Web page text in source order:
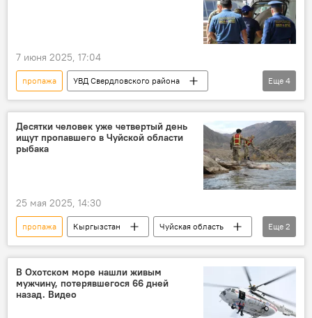
7 июня 2025, 17:04
пропажа
УВД Свердловского района
девушка
смерть
Происшествия
Бишкек
Еще 4
Десятки человек уже четвертый день
ищут пропавшего в Чуйской области
рыбака
25 мая 2025, 14:30
пропажа Кыргызстан
Чуйская область
рыбак
МЧС
Еще 2
В Охотском море нашли живым
мужчину, потерявшегося 66 дней
назад. Видео